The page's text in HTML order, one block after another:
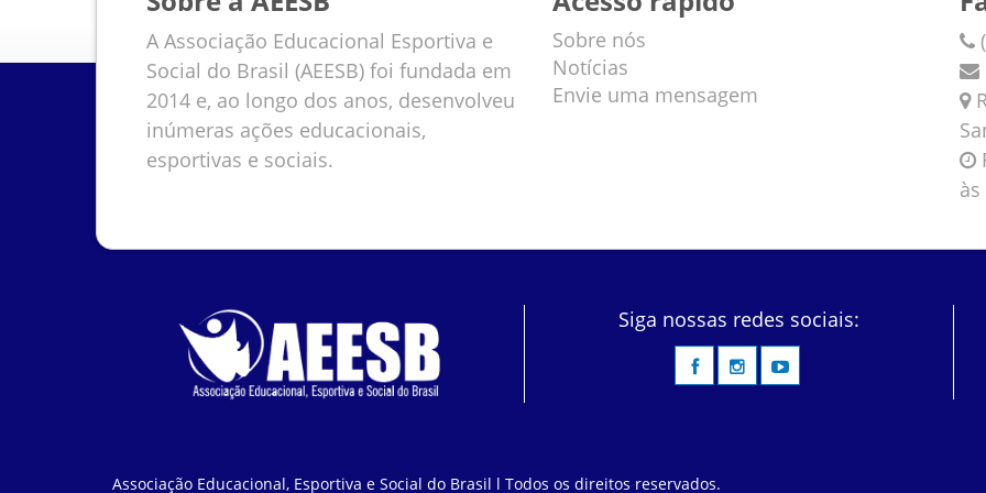
A Associação Educacional Esportiva e
Social do Brasil (AEESB) foi fundada em
2014 e, ao longo dos anos, desenvolveu
inúmeras ações educacionais,
esportivas e sociais.
Sobre nós
Notícias
Envie uma mensagem
Siga nossas redes sociais:
Associação Educacional, Esportiva e Social do Brasil l Todos os direitos reservados.